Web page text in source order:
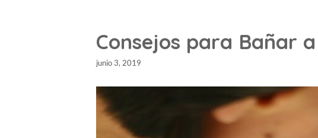
Consejos para Bañar
junio 3, 2019